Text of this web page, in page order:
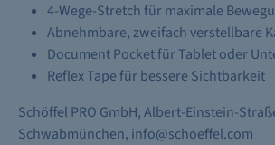
4-Wege-Stretch für maximale
Abnehmbare, zweifach verstellbare
Document Pocket für Tablet oder
Reflex Tape für bessere Sichtbarkeit
Schöffel PRO GmbH, Albert-Einstein-
Schwabmünchen, info@schoeffel.com